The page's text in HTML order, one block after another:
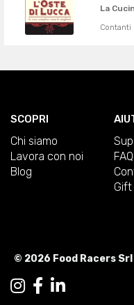
La
Contanti
SCOPRI
Chi siamo
Lavora con noi
Blog
FAQ
© 2026 Food Racers Srl